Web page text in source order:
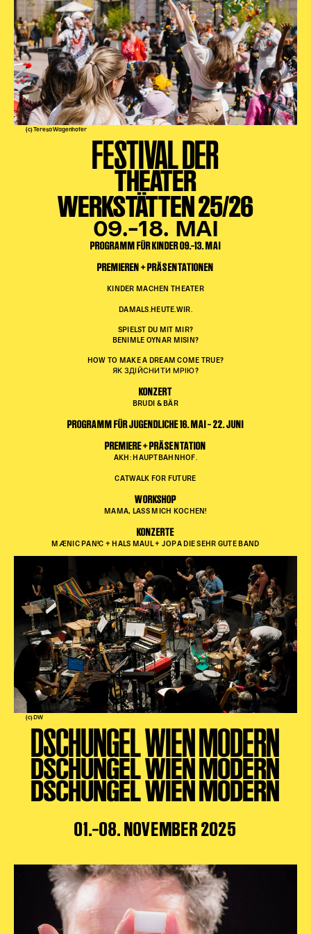
Karten + Preise
Anfahrt
Vermietung
Café
Newsletter
SPENDEN + FÖRDERN
Translate to English
Suchbegriffe
Suchen
(c) Teresa Wagenhofer
FESTIVAL DER
THEATER
WERKSTÄTTEN 25/26
09.–18. MAI
PROGRAMM FÜR KINDER 09.–13. MAI
PREMIEREN + PRÄSENTATIONEN
KINDER MACHEN THEATER
DAMALS.HEUTE.WIR.
SPIELST DU MIT MIR?
BENIMLE OYNAR MISIN?
HOW TO MAKE A DREAM COME TRUE?
ЯК ЗДІЙСНИТИ МРІЮ?
KONZERT
BRUDI & BÄR
PROGRAMM FÜR JUGENDLICHE16. MAI – 22. JUNI
PREMIERE + PRÄSENTATION
AKH: HAUPTBAHNHOF.
CATWALK FOR FUTURE
WORKSHOP
MAMA, LASS MICH KOCHEN!
KONZERTE
MÆNIC PAN!C + HALS MAUL + JOPA DIE SEHR GUTE BAND
(c) DW
DSCHUNGEL WIEN MODERN
DSCHUNGEL WIEN MODERN
DSCHUNGEL WIEN MODERN
01.–08. NOVEMBER 2025